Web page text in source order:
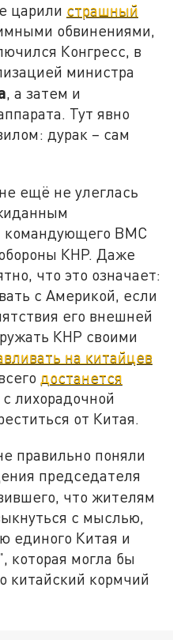
царили страшный
обвинениями,
Конгресс, в
министра
, а затем и
Тут явно
дурак – сам
ещё не улеглась
командующего ВМС
КНР. Даже
что это означает:
с Америкой, если
его внешней
КНР своими
на китайцев
достанется
лихорадочной
от Китая.
правильно поняли
председателя
что жителям
с мыслью,
единого Китая и
которая могла бы
китайский кормчий